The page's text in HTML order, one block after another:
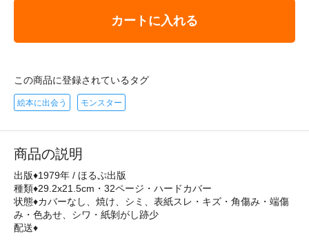
カートに入れる
この商品に登録されているタグ
絵本に出会う モンスター
商品の説明
出版♦1979年 / ほるぷ出版
種類♦29.2x21.5cm・32ページ・ハードカバー
状態♦カバーなし、焼け、シミ、表紙スレ・キズ・角傷み・端傷
み・色あせ、シワ・紙剝がし跡少
配送♦